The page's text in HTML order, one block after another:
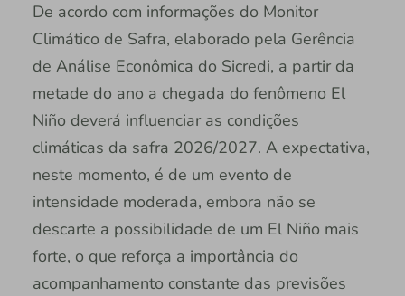
De acordo com informações do Monitor
Climático de Safra, elaborado pela Gerência
de Análise Econômica do Sicredi, a partir da
metade do ano a chegada do fenômeno El
Niño deverá influenciar as condições
climáticas da safra 2026/2027. A expectativa,
neste momento, é de um evento de
intensidade moderada, embora não se
descarte a possibilidade de um El Niño mais
forte, o que reforça a importância do
acompanhamento constante das previsões